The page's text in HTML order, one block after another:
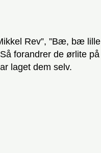
Rev”, ”Bæ, bæ lille
forandrer de ørlite på
laget dem selv.